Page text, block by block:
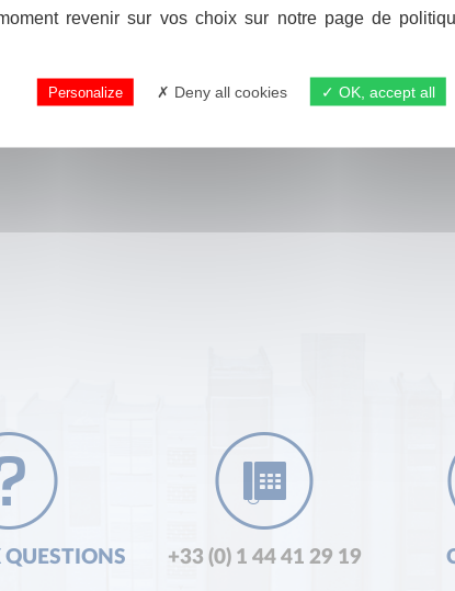
QUESTIONS +33 (0) 1 44 41 29 19
revenir sur vos choix sur notre page de
Personalize Deny all cookies OK, accept all